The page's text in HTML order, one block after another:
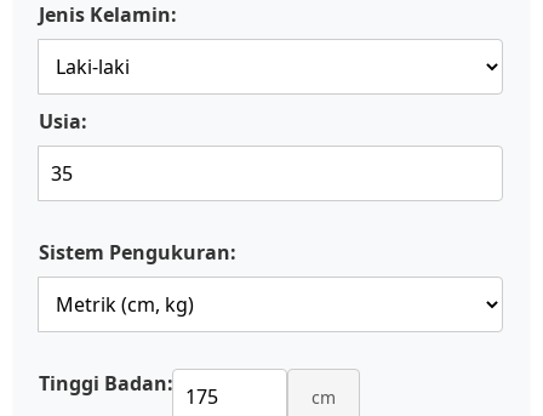
Jenis Kelamin:
Usia:
Sistem Pengukuran:
Tinggi Badan: cm